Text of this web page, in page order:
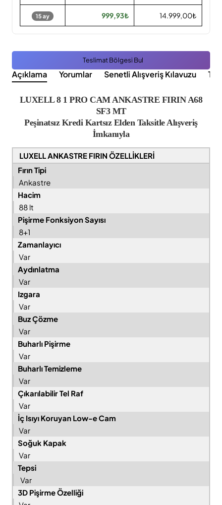
15 ay 999,93₺ 14.999,00₺
Teslimat Bölgesi Bul
Açıklama Yorumlar Senetli Alışveriş Kılavuzu
LUXELL 8 1 PRO CAM ANKASTRE FIRIN A68
SF3 MT
Peşinatsız Kredi Kartsız Elden Taksitle Alışveriş
İmkanıyla
LUXELL ANKASTRE FIRIN ÖZELLİKLERİ
Fırın Tipi
Ankastre
Hacim
88 lt
Pişirme Fonksiyon Sayısı
8+1
Zamanlayıcı
Var
Aydınlatma
Var
Izgara
Var
Buz Çözme
Var
Buharlı Pişirme
Var
Buharlı Temizleme
Var
Çıkarılabilir Tel Raf
Var
İç Isıyı Koruyan Low-e Cam
Var
Soğuk Kapak
Var
Tepsi
Var
3D Pişirme Özelliği